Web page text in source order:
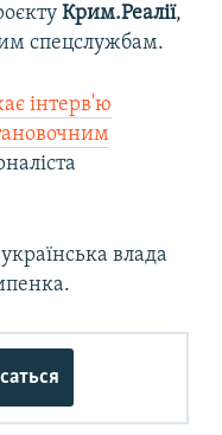
Крим.Реалії,
спецслужбам.
інтерв'ю
влада